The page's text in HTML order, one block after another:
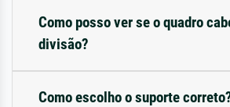
Como posso ver se o quadro
divisão?
Como escolho o suporte